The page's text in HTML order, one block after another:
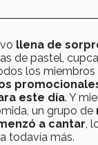
llena de
de pastel,
los miembros
este día. Y
un grupo de
a cantar,
todavía más.